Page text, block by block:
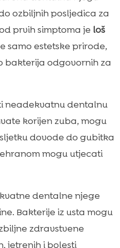
ozbiljnih posljedica za
prvih simptoma je loš
samo estetske prirode,
bakterija odgovornih za
neadekvatnu dentalnu
korijen zuba, mogu
dovode do gubitka
mogu utjecati
dentalne njege
Bakterije iz usta mogu
zdravstvene
jetrenih i bolesti